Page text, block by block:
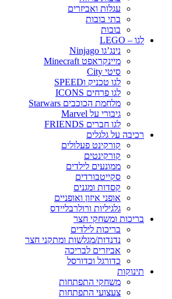
עגלות ואביזרים
בתי בובות
בובות
לגו – LEGO
נינג’גו Ninjago
מיינקראפט Minecraft
סיטי City
לגו טכניק וSPEED
לגו פרחים ICONS
מלחמת הכוכבים Starwars
גיבורי על Marvel
לגו חברים FRIENDS
רכיבה על גלגלים
קורקינט פעלולים
קורקינטים
ממונעים לילדים
סקייטבורדים
קסדות ומגנים
אופני איזון ואופניים
גלגיליות ורולרבליידס
בריכות ומשחקי חצר
בריכות לילדים
נדנדות/מגלשות ומתקני חצר
אביזרים לבריכה
כדורגל וכדורסל
תינוקות
משחקי התפתחות
צעצועי התפתחות